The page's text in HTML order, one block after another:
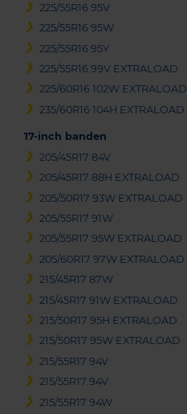
225/55R16 95V
225/55R16 95W
225/55R16 95Y
225/55R16 99V EXTRALOAD
225/60R16 102W EXTRALOAD
235/60R16 104H EXTRALOAD
17-inch banden
205/45R17 84V
205/45R17 88H EXTRALOAD
205/50R17 93W EXTRALOAD
205/55R17 91W
205/55R17 95W EXTRALOAD
205/60R17 97W EXTRALOAD
215/45R17 87W
215/45R17 91W EXTRALOAD
215/50R17 95H EXTRALOAD
215/50R17 95W EXTRALOAD
215/55R17 94V
215/55R17 94V
215/55R17 94W